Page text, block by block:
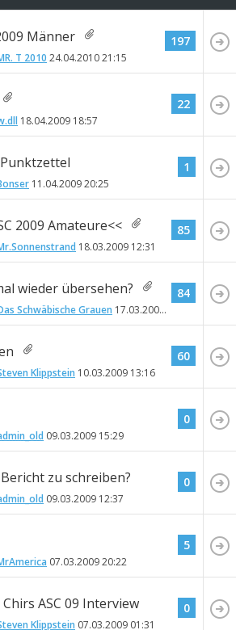
Männer
T 2010 24.04.201021:15
197
18.04.2009 18:57
22
Punktzettel
11.04.200920:25
1
2009 Amateure<<
18.03.2009 12:31
85
wieder übersehen?
Schwäbische Grauen 17.03.2009
84
Klippstein 10.03.2009 13:16
60
09.03.2009 15:29
0
zu schreiben?
09.03.2009 12:37
0
07.03.200920:22
5
ASC 09 Interview
Klippstein 07.03.2009 01:31
0